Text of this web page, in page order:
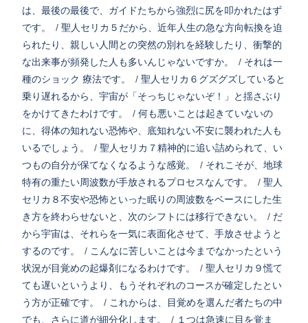
は、最後の最後で、ガイドたちから強烈に尻を叩かれたはず
です。
/ 聖人セリカ５だから、近年人生の急な方向転換を迫
られたり、親しい人間との突然の別れを経験したり、衝撃的
な出来事が頻発した人も多いんじゃないですか。
/ それは一
種のショック 療法です。
/ 聖人セリカ６グズグズしていると
乗り遅れるから、宇宙が「そっちじゃないぞ！」と揺さぶり
をかけてきたわけです。
/ 何も悪いことは起きていないの
に、得体の知れない恐怖や、底知れない不安に襲われた人も
いるでしょう。
/ 聖人セリカ７精神的に追い詰められて、い
つもの自分が保てなくなるような感覚。
/ それこそが、地球
特有の重たい周波数が手放されるプロセスなんです。
/ 聖人
セリカ８不安や恐怖といった眠りの周波数をベースにした生
き方を終わらせないと、次のシフトには移行できない。
/ だ
から宇宙は、それらを一気に表面化させて、手放させようと
するのです。
/ こんなに苦しいことは今までなかったという
状況が目覚めの起爆剤になるわけです。
/ 聖人セリカ９慌て
ても遅いというより、もうそれぞれのコースが確定したとい
う方が正確です。
/ これからは、目覚めを選んだ者たちの中
でも、さらに道が細分化します。
/ １つは急速に目を覚ま